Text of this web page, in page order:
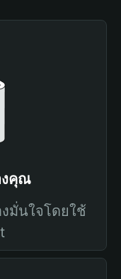
งคุณ
มั่นใจโดยใช้